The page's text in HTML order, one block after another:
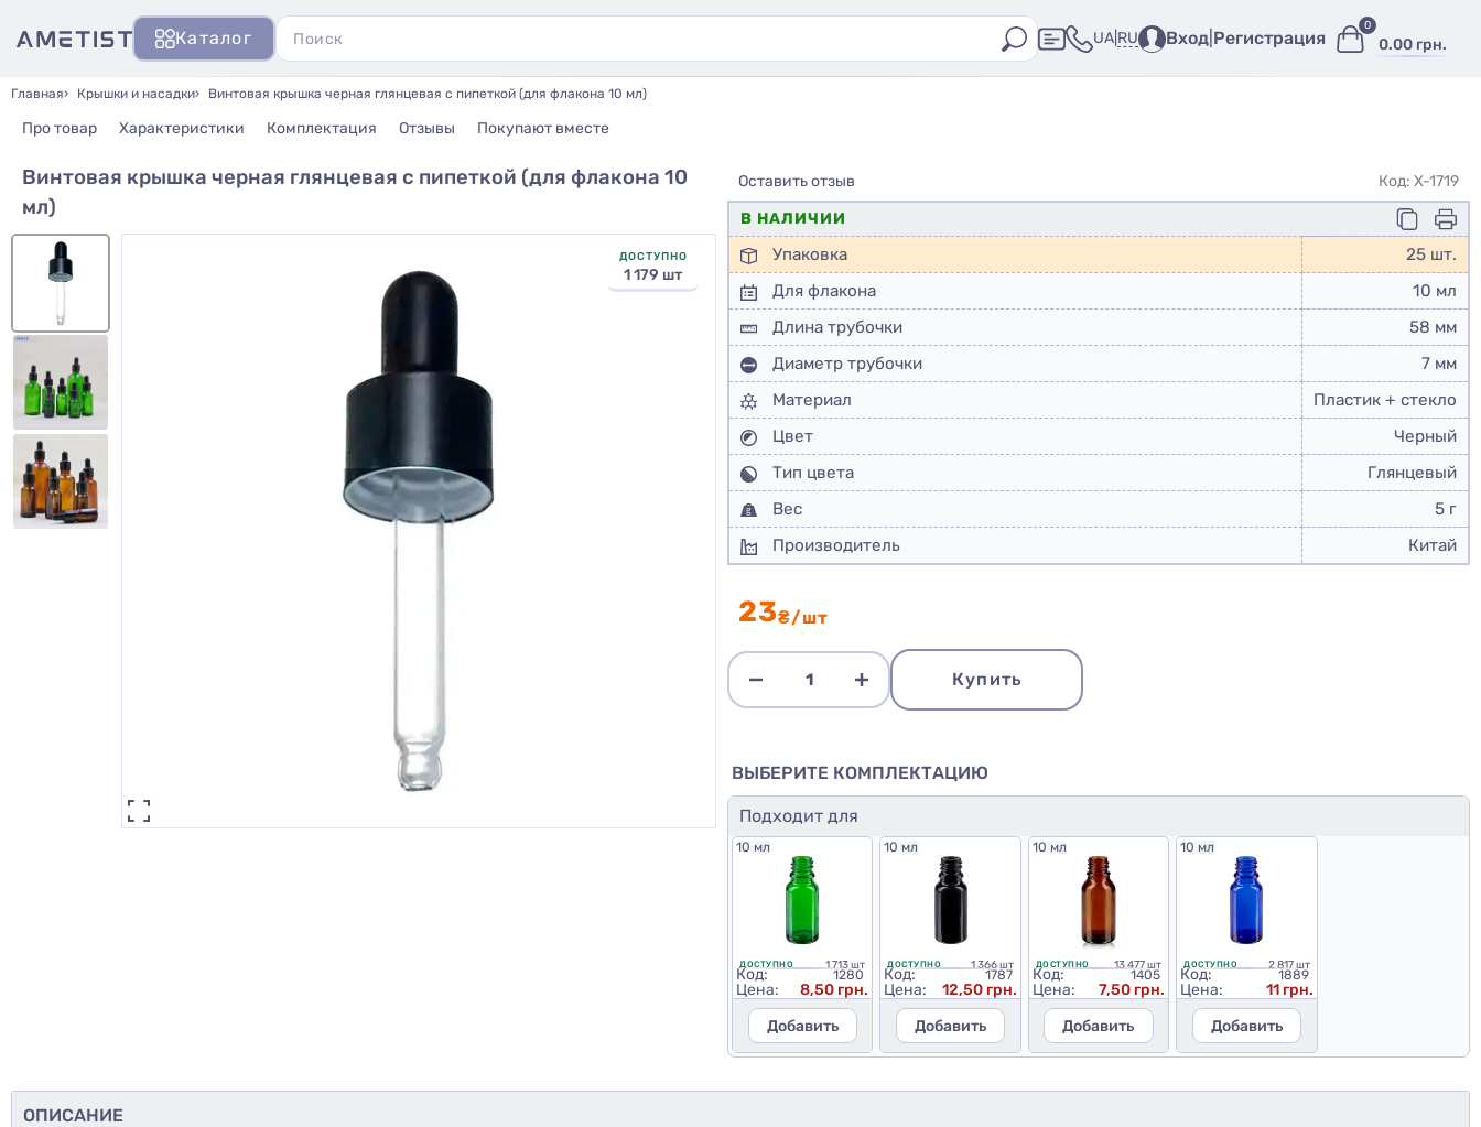
Каталог UA RU Вход Регистрация 0.00 грн.
0
Главная Крышки и насадки Винтовая крышка черная глянцевая с пипеткой (для флакона 10 мл)
Про товар Характеристики Комплектация Отзывы Покупают вместе
Винтовая крышка черная глянцевая с пипеткой (для флакона 10
мл)
ДОСТУПНО
1 179 шт
23₴/шт
Купить
Оставить отзыв
Код: X-1719
В НАЛИЧИИ
Упаковка
25 шт.
Для флакона
10 мл
Длина трубочки
58 мм
Диаметр трубочки
7 мм
Материал
Пластик + стекло
Цвет
Черный
Тип цвета
Глянцевый
Вес
5 г
Производитель
Китай
ВЫБЕРИТЕ КОМПЛЕКТАЦИЮ
Подходит для
10 мл
ДОСТУПНО 1 713 шт
Код: 1280
Цена:
8,50 грн.
Добавить
10 мл
ДОСТУПНО 1 366 шт
Код: 1787
Цена:
12,50 грн.
Добавить
10 мл
ДОСТУПНО 13 477 шт
Код: 1405
Цена:
7,50 грн.
Добавить
10 мл
ДОСТУПНО 2 817 шт
Код: 1889
Цена:
11 грн.
Добавить
ОПИСАНИЕ